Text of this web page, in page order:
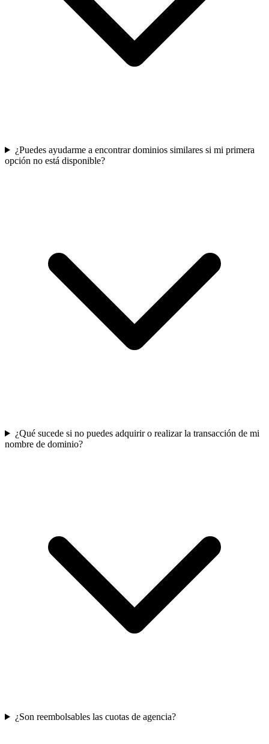
¿Puedes ayudarme a encontrar dominios similares si mi primera
opción no está disponible?
¿Qué sucede si no puedes adquirir o realizar la transacción de mi
nombre de dominio?
¿Son reembolsables las cuotas de agencia?